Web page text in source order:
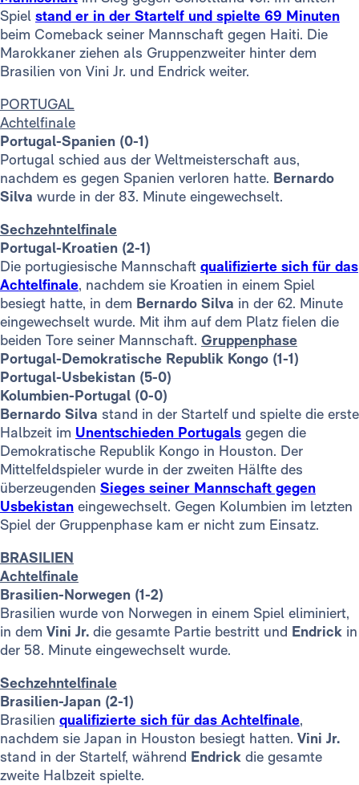
Spiel stand er in der Startelf und spielte 69 Minuten
beim Comeback seiner Mannschaft gegen Haiti. Die
Marokkaner ziehen als Gruppenzweiter hinter dem
Brasilien von Vini Jr. und Endrick weiter.
PORTUGAL
Achtelfinale
Portugal-Spanien (0-1)
Portugal schied aus der Weltmeisterschaft aus,
nachdem es gegen Spanien verloren hatte. Bernardo
Silva wurde in der 83. Minute eingewechselt.
Sechzehntelfinale
Portugal-Kroatien (2-1)
Die portugiesische Mannschaft qualifizierte sich für das
Achtelfinale, nachdem sie Kroatien in einem Spiel
besiegt hatte, in dem Bernardo Silva in der 62. Minute
eingewechselt wurde. Mit ihm auf dem Platz fielen die
beiden Tore seiner Mannschaft. Gruppenphase
Portugal-Demokratische Republik Kongo (1-1)
Portugal-Usbekistan (5-0)
Kolumbien-Portugal (0-0)
Bernardo Silva stand in der Startelf und spielte die erste
Halbzeit im Unentschieden Portugals gegen die
Demokratische Republik Kongo in Houston. Der
Mittelfeldspieler wurde in der zweiten Hälfte des
überzeugenden Sieges seiner Mannschaft gegen
Usbekistan eingewechselt. Gegen Kolumbien im letzten
Spiel der Gruppenphase kam er nicht zum Einsatz.
BRASILIEN
Achtelfinale
Brasilien-Norwegen (1-2)
Brasilien wurde von Norwegen in einem Spiel eliminiert,
in dem Vini Jr. die gesamte Partie bestritt und Endrick in
der 58. Minute eingewechselt wurde.
Sechzehntelfinale
Brasilien-Japan (2-1)
Brasilien qualifizierte sich für das Achtelfinale,
nachdem sie Japan in Houston besiegt hatten. Vini Jr.
stand in der Startelf, während Endrick die gesamte
zweite Halbzeit spielte.